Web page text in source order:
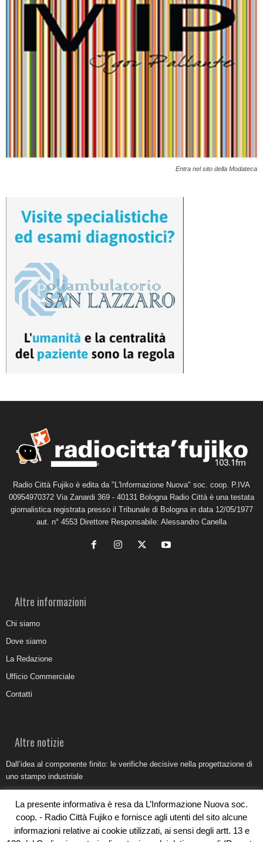
Entra nel sito della Modateca
Radio Città Fujiko è edita da "L'Informazione Nuova" soc. coop. P.IVA
00954970372 Via Zanardi 369 - 40131 Bologna Radio Città è una testata
giornalistica registrata presso il Tribunale di Bologna in data 12/05/1977
aut. n° 4553 Direttore Responsabile: Alessandro Canella
Altre informazioni
Chi siamo
Dove siamo
La Redazione
Ufficio Commerciale
Contatti
Altre notizie
Dall’idea al componente finito: le verifiche decisive nella progettazione di
uno stampo industriale
Come organizzare e allestire una camera ardente per l’ultimo saluto
Umidità di risalita in casa, come riconoscere i segnali veri
La presente informativa è resa da L’Informazione Nuova soc.
coop. - Radio Città Fujiko e fornisce agli utenti del sito alcune
informazioni relative ai cookie utilizzati, ai sensi degli artt. 13 e